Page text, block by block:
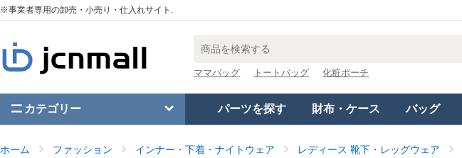
※事業者専用の卸売・小売り・仕入れサイト.
ママバッグ トートバッグ 化粧ポーチ
カテゴリー パーツを探す 財布・ケース バッグ
ホーム ファッション インナー・下着・ナイトウェア レディース 靴下・レッグウェア